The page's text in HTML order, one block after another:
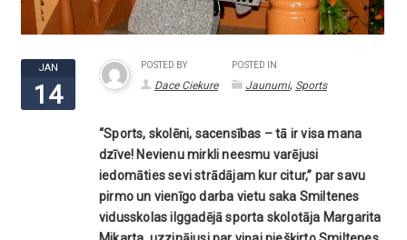
JAN
14
POSTED BY
Dace Ciekure
POSTED IN
Jaunumi, Sports
“Sports, skolēni, sacensības – tā ir visa mana
dzīve! Nevienu mirkli neesmu varējusi
iedomāties sevi strādājam kur citur,” par savu
pirmo un vienīgo darba vietu saka Smiltenes
vidusskolas ilggadējā sporta skolotāja Margarita